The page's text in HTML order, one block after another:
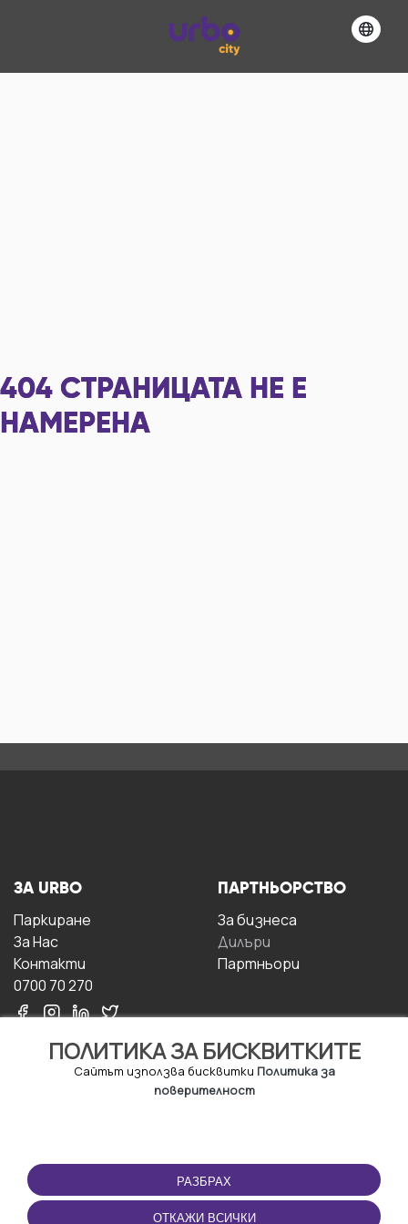
404 СТРАНИЦАТА НЕ Е
НАМЕРЕНА
ПОЛИТИКА ЗА БИСКВИТКИТЕ
Сайтът използва бисквитки Политика за
поверителност
РАЗБРАХ
ОТКАЖИ ВСИЧКИ
ЗА URBO
Паркиране
За Hас
Контакти
0700 70 270
ПАРТНЬОРСТВО
За бизнесa
Дилъри
Партньори
ПОЛЗВАНЕ
Правила и условия за
ползване
ПРИЛОЖЕНИЕТО